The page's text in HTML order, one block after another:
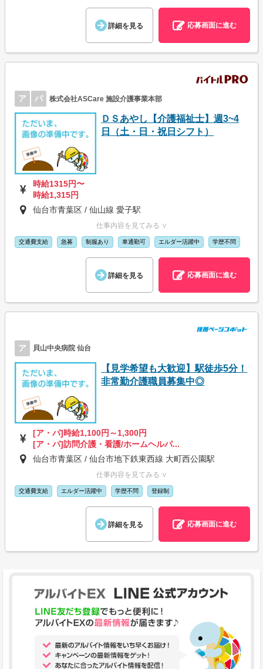
詳細を見る 応募画面に進む
ア パ 株式会社ASCare 施設介護事業本部
ＤＳあやし【介護福祉士】週3~4
日（土・日・祝日シフト）
時給1315円〜
時給1,315円
仙台市青葉区 / 仙山線 愛子駅
仕事内容を見てみる ∨
交通費支給 急募 制服あり 車通勤可 エルダー活躍中 学歴不問
詳細を見る 応募画面に進む
ア 貝山中央病院 仙台
【見学希望も大歓迎】駅徒歩5分！
非常勤介護職員募集中◎
[ア・パ]時給1,100円～1,300円
[ア・パ]訪問介護・看護/ホームヘルパ...
仙台市青葉区 / 仙台市地下鉄東西線 大町西公園駅
仕事内容を見てみる ∨
交通費支給 エルダー活躍中 学歴不問 登録制
詳細を見る 応募画面に進む